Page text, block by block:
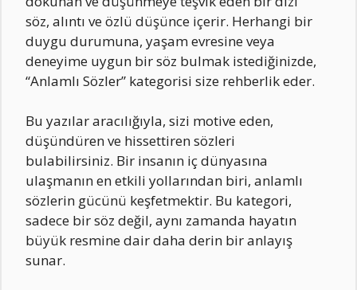
söz, alıntı ve özlü düşünce içerir. Herhangi bir
duygu durumuna, yaşam evresine veya
deneyime uygun bir söz bulmak istediğinizde,
“Anlamlı Sözler” kategorisi size rehberlik eder.
Bu yazılar aracılığıyla, sizi motive eden,
düşündüren ve hissettiren sözleri
bulabilirsiniz. Bir insanın iç dünyasına
ulaşmanın en etkili yollarından biri, anlamlı
sözlerin gücünü keşfetmektir. Bu kategori,
sadece bir söz değil, aynı zamanda hayatın
büyük resmine dair daha derin bir anlayış
sunar.